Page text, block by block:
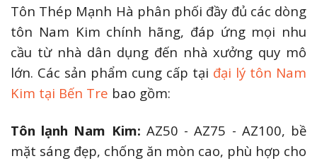
Tôn Thép Mạnh Hà phân phối đầy đủ các dòng
tôn Nam Kim chính hãng, đáp ứng mọi nhu
cầu từ nhà dân dụng đến nhà xưởng quy mô
lớn. Các sản phẩm cung cấp tại đại lý tôn Nam
Kim tại Bến Tre bao gồm:
Tôn lạnh Nam Kim: AZ50 - AZ75 - AZ100, bề
mặt sáng đẹp, chống ăn mòn cao, phù hợp cho